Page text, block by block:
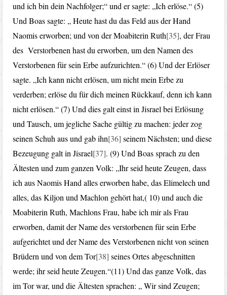
und ich bin dein Nachfolger;“ und er sagte: „Ich erlöse.“ (5)
Und Boas sagte: „ Heute hast du das Feld aus der Hand
Naomis erworben; und von der Moabiterin Ruth[35], der Frau
des Verstorbenen hast du erworben, um den Namen des
Verstorbenen für sein Erbe aufzurichten.“ (6) Und der Erlöser
sagte. „Ich kann nicht erlösen, um nicht mein Erbe zu
verderben; erlöse du für dich meinen Rückkauf, denn ich kann
nicht erlösen.“ (7) Und dies galt einst in Jisrael bei Erlösung
und Tausch, um jegliche Sache gültig zu machen: jeder zog
seinen Schuh aus und gab ihn[36] seinem Nächsten; und diese
Bezeugung galt in Jisrael[37]. (9) Und Boas sprach zu den
Ältesten und zum ganzen Volk: „Ihr seid heute Zeugen, dass
ich aus Naomis Hand alles erworben habe, das Elimelech und
alles, das Kiljon und Machlon gehört hat,( 10) und auch die
Moabiterin Ruth, Machlons Frau, habe ich mir als Frau
erworben, damit der Name des verstorbenen für sein Erbe
aufgerichtet und der Name des Verstorbenen nicht von seinen
Brüdern und von dem Tor[38] seines Ortes abgeschnitten
werde; ihr seid heute Zeugen.“(11) Und das ganze Volk, das
im Tor war, und die Ältesten sprachen: „ Wir sind Zeugen;